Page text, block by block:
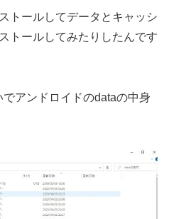
トールしてデータとキャッシ
トールしてみたりしたんです
アンドロイドのdataの中身